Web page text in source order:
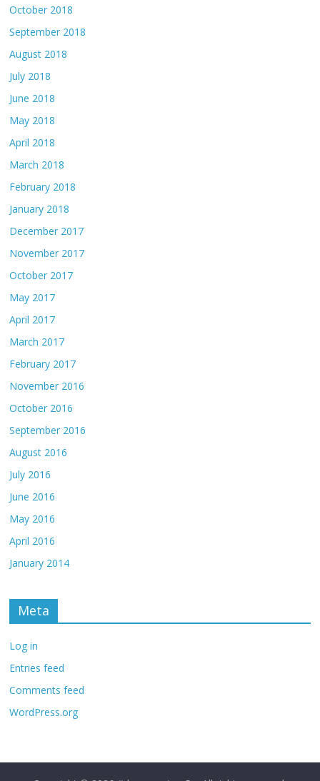
October 2018
September 2018
August 2018
July 2018
June 2018
May 2018
April 2018
March 2018
February 2018
January 2018
December 2017
November 2017
October 2017
May 2017
April 2017
March 2017
February 2017
November 2016
October 2016
September 2016
August 2016
July 2016
June 2016
May 2016
April 2016
January 2014
Meta
Log in
Entries feed
Comments feed
WordPress.org